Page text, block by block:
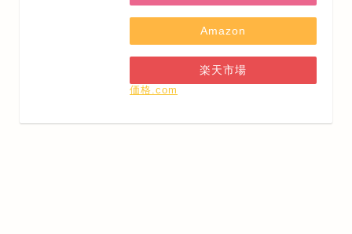
Amazon
楽天市場
価格.com